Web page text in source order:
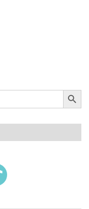
Botón de